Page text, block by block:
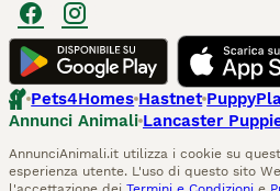
Pets4Homes Hastnet
Annunci Animali Lancaster
AnnunciAnimali.it utilizza i cookie su
esperienza utente. L'uso di questo sito